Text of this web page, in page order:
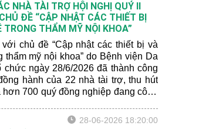
NHÀ TÀI TRỢ HỘI NGHỊ QUÝ II
ĐỀ “CẬP NHẬT CÁC THIẾT BỊ
TRONG THẨM MỸ NỘI KHOA”
chủ đề “Cập nhật các thiết bị và
thẩm mỹ nội khoa” do Bệnh viện Da
chức ngày 28/6/2026 đã thành công
hành của 22 nhà tài trợ, thu hút
700 quý đồng nghiệp đang công
cả nước tham dự. 28-06-2026 18:20:00